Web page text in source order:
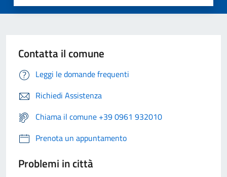
Contatta il comune
Leggi le domande frequenti
Richiedi Assistenza
Chiama il comune +39 0961 932010
Prenota un appuntamento
Problemi in città